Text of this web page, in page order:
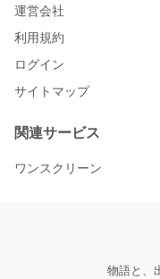
運営会社
利用規約
ログイン
サイトマップ
関連サービス
ワンスクリーン
物語と、